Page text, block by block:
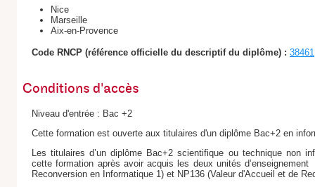
Nice
Marseille
Aix-en-Provence
Code RNCP (référence officielle du descriptif du diplôme) : 38461
Conditions d'accès
Niveau d'entrée : Bac +2
Cette formation est ouverte aux titulaires d'un diplôme Bac+2 en
Les titulaires d’un diplôme Bac+2 scientifique ou technique non
cette formation après avoir acquis les deux unités
Reconversion en Informatique 1) et NP136 (Valeur d'Accueil et de